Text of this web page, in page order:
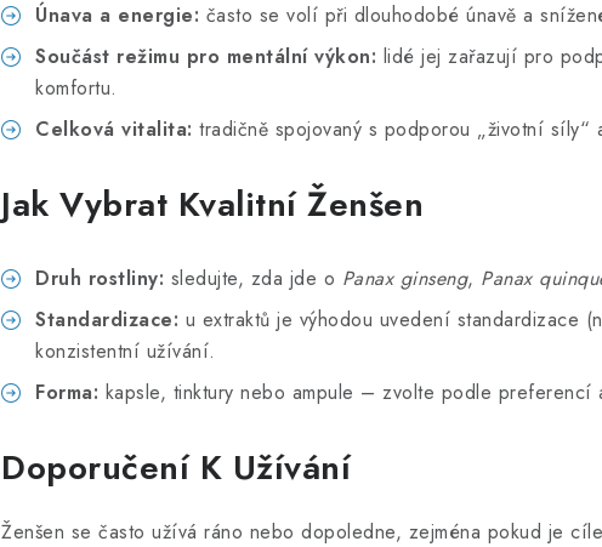
Únava a energie: často se volí při dlouhodobé únavě a
Součást režimu pro mentální výkon: lidé jej zařazují pro
komfortu.
Celková vitalita: tradičně spojovaný s podporou „životní síly“
Jak Vybrat Kvalitní Ženšen
Druh rostliny: sledujte, zda jde o Panax ginseng, Panax
Standardizace: u extraktů je výhodou uvedení standardizace
konzistentní užívání.
Forma: kapsle, tinktury nebo ampule – zvolte podle preferencí
Doporučení K Užívání
Ženšen se často užívá ráno nebo dopoledne, zejména pokud je